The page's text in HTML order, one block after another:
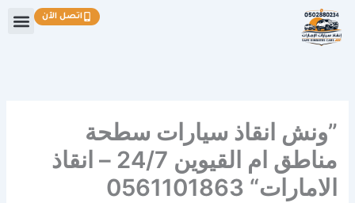
تخطي
إلى
المحتوى
اتصل الآن
”ونش انقاذ سيارات سطحة
مناطق ام القيوين 24/7 – انقاذ
الامارات“ 0561101863